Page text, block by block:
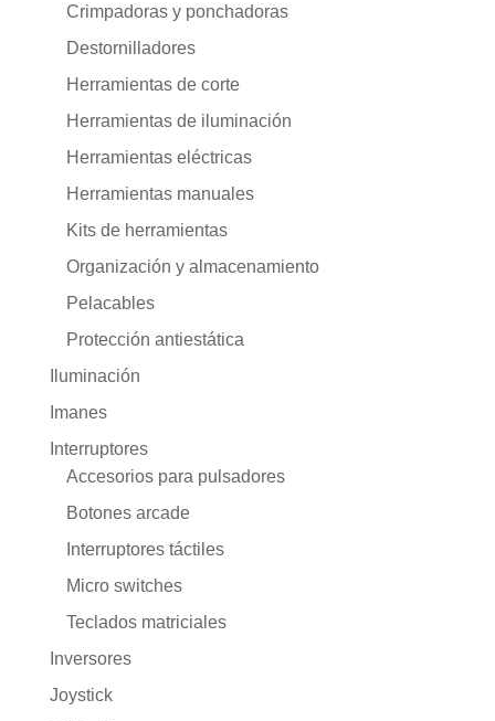
Crimpadoras y ponchadoras
Destornilladores
Herramientas de corte
Herramientas de iluminación
Herramientas eléctricas
Herramientas manuales
Kits de herramientas
Organización y almacenamiento
Pelacables
Protección antiestática
Iluminación
Imanes
Interruptores
Accesorios para pulsadores
Botones arcade
Interruptores táctiles
Micro switches
Teclados matriciales
Inversores
Joystick